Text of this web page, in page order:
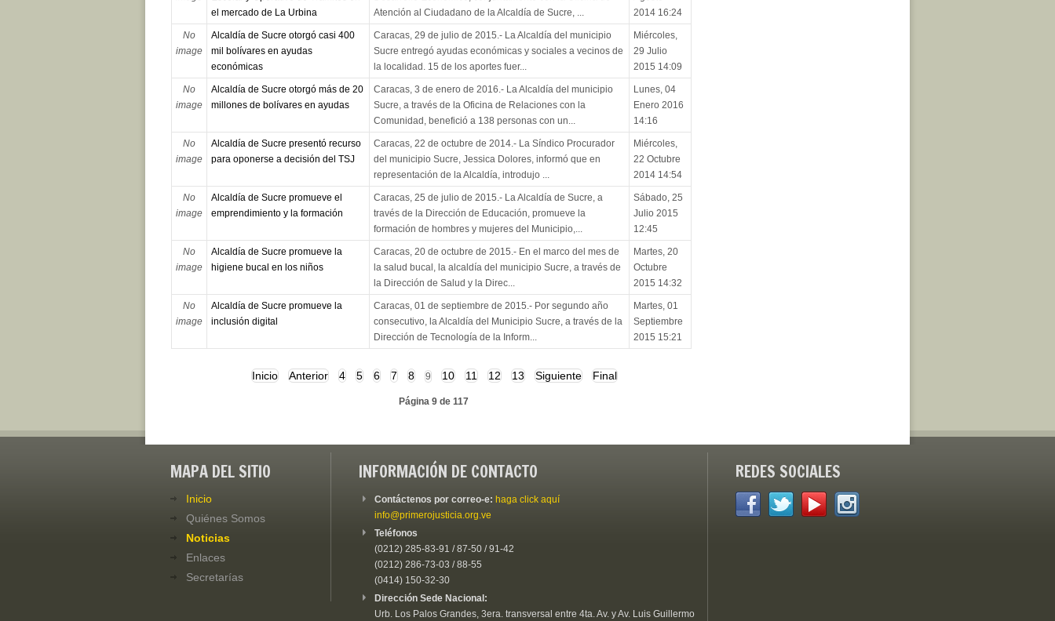
el mercado de La Urbina
Atención al Ciudadano de la Alcaldía de Sucre, ...
2014 16:24
No
image
Alcaldía de Sucre otorgó casi 400
mil bolívares en ayudas
económicas
Caracas, 29 de julio de 2015.- La Alcaldía del municipio
Sucre entregó ayudas económicas y sociales a vecinos de
la localidad. 15 de los aportes fuer...
Miércoles,
29 Julio
2015 14:09
No
image
Alcaldía de Sucre otorgó más de 20
millones de bolívares en ayudas
Caracas, 3 de enero de 2016.- La Alcaldía del municipio
Sucre, a través de la Oficina de Relaciones con la
Comunidad, benefició a 138 personas con un...
Lunes, 04
Enero 2016
14:16
No
image
Alcaldía de Sucre presentó recurso
para oponerse a decisión del TSJ
Caracas, 22 de octubre de 2014.- La Síndico Procurador
del municipio Sucre, Jessica Dolores, informó que en
representación de la Alcaldía, introdujo ...
Miércoles,
22 Octubre
2014 14:54
No
image
Alcaldía de Sucre promueve el
emprendimiento y la formación
Caracas, 25 de julio de 2015.- La Alcaldía de Sucre, a
través de la Dirección de Educación, promueve la
formación de hombres y mujeres del Municipio,...
Sábado, 25
Julio 2015
12:45
No
image
Alcaldía de Sucre promueve la
higiene bucal en los niños
Caracas, 20 de octubre de 2015.- En el marco del mes de
la salud bucal, la alcaldía del municipio Sucre, a través de
la Dirección de Salud y la Direc...
Martes, 20
Octubre
2015 14:32
No
image
Alcaldía de Sucre promueve la
inclusión digital
Caracas, 01 de septiembre de 2015.- Por segundo año
consecutivo, la Alcaldía del Municipio Sucre, a través de la
Dirección de Tecnología de la Inform...
Martes, 01
Septiembre
2015 15:21
Inicio Anterior 4 5 6 7 8 9 10 11 12 13 Siguiente Final
Página 9 de 117
MAPA DEL SITIO
Inicio
Quiénes Somos
Noticias
Enlaces
Secretarías
INFORMACIÓN DE CONTACTO
Contáctenos por correo-e: haga click aquí
info@primerojusticia.org.ve
Teléfonos
(0212) 285-83-91 / 87-50 / 91-42
(0212) 286-73-03 / 88-55
(0414) 150-32-30
Dirección Sede Nacional:
Urb. Los Palos Grandes, 3era. transversal entre 4ta. Av. y Av. Luis Guillermo
REDES SOCIALES